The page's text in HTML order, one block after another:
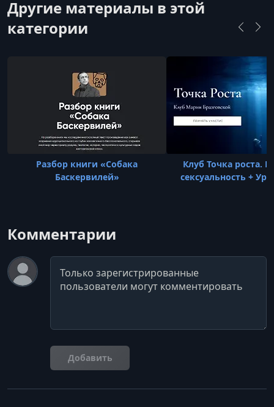
и построении более гармоничной и
осмысленной жизни.В центре проводятся
онлайн-курсы, тренинги, практики и
Другие материалы в этой
категории
Разбор книги «Собака
Баскервилей»
Клуб Точка роста.
сексуальность +
Комментарии
Комментарий
Добавить